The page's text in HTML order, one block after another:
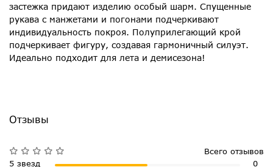
застежка придают изделию особый шарм. Спущенные
рукава с манжетами и погонами подчеркивают
индивидуальность покроя. Полуприлегающий крой
подчеркивает фигуру, создавая гармоничный силуэт.
Идеально подходит для лета и демисезона!
Отзывы
Всего отзывов
5 звезд
0